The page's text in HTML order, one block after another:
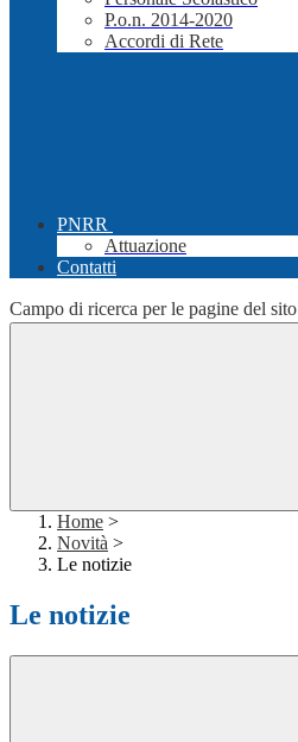
P.o.n. 2014-2020
Accordi di Rete
PNRR
Attuazione
Contatti
Campo di ricerca per le pagine del sito
Home >
Novità >
Le notizie
Le notizie